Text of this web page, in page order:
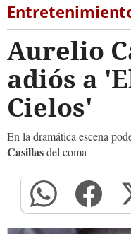
Aurelio
adiós a
Cielos'
En la dramática escena
Casillasdel coma